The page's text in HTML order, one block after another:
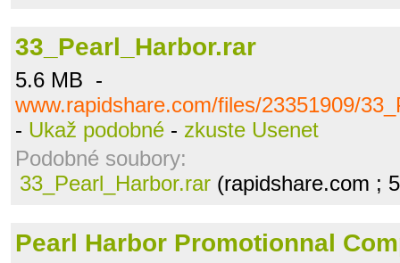
33_Pearl_Harbor.rar
5.6 MB -
www.rapidshare.com/files/23351909/
- Ukaž podobné - zkuste Usenet
Podobné soubory:
33_Pearl_Harbor.rar (rapidshare.com ;
Pearl Harbor Promotionnal